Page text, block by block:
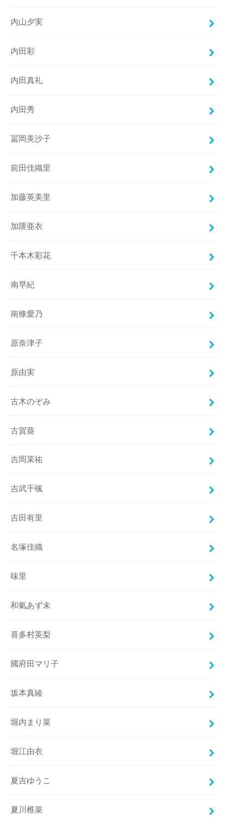
内山夕実
内田彩
内田真礼
内田秀
冨岡美沙子
前田佳織里
加藤英美里
加隈亜衣
千本木彩花
南早紀
南條愛乃
原奈津子
原由実
古木のぞみ
古賀葵
吉岡茉祐
吉武千颯
吉田有里
名塚佳織
味里
和氣あず未
喜多村英梨
國府田マリ子
坂本真綾
堀内まり菜
堀江由衣
夏吉ゆうこ
夏川椎菜